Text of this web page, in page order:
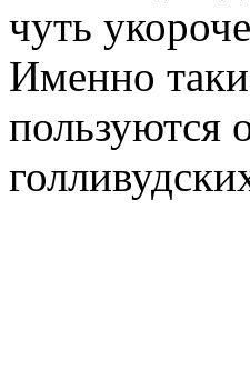
чуть
Именно
пользуются